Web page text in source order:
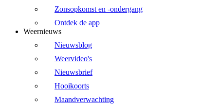
Zonsopkomst en -ondergang
Ontdek de app
Weernieuws
Nieuwsblog
Weervideo's
Nieuwsbrief
Hooikoorts
Maandverwachting